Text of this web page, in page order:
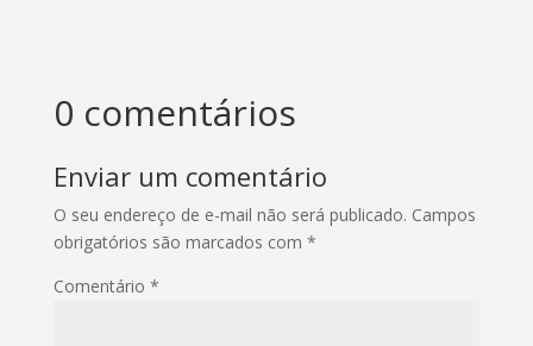
0 comentários
Enviar um comentário
O seu endereço de e-mail não será publicado. Campos
obrigatórios são marcados com *
Comentário *